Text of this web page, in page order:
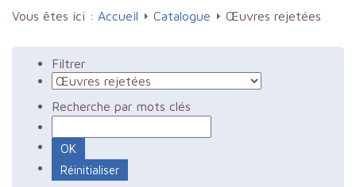
Vous êtes ici : Accueil Catalogue Œuvres rejetées
Filtrer
Recherche par mots clés